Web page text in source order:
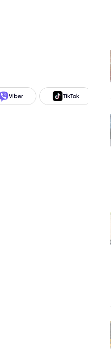
Viber TikTok